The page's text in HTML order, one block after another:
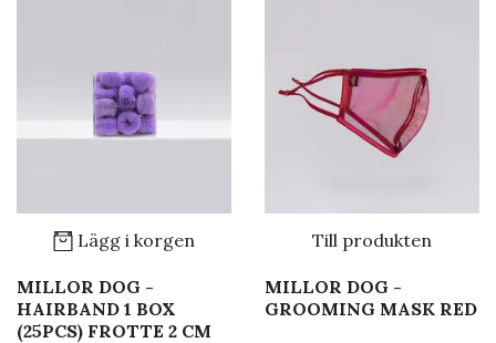
Lägg i korgen
MILLOR DOG -
HAIRBAND 1 BOX
(25PCS) FROTTE 2 CM
Till produkten
MILLOR DOG -
GROOMING MASK RED